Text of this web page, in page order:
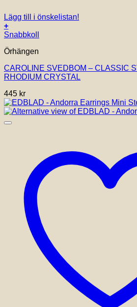
Lägg till i önskelistan!
+
Snabbkoll
Örhängen
CAROLINE SVEDBOM – CLASSIC
RHODIUM CRYSTAL
445 kr